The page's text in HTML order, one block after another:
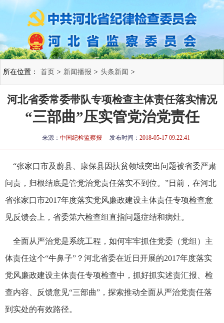
所在位置： 首页 > 新闻播报 > 头条新闻 >
河北省委常委带队专项检查主体责任落实情况
“三部曲”压实管党治党责任
来源： 中国纪检监察报 发布时间： 2018-05-17 09:22:41
“张家口市及蔚县、康保县因扶贫领域突出问题被省委严肃
问责，归根结底是管党治党责任落实不到位。”日前，在河北
省张家口市2017年度落实党风廉政建设主体责任专项检查意
见反馈会上，省委第六检查组直指问题症结和病灶。
全面从严治党是系统工程，如何牢牢抓住党委（党组）主
体责任这个“牛鼻子”？河北省委在近日开展的2017年度落实
党风廉政建设主体责任专项检查中，抓好抓实述责汇报、检
查内容、反馈意见“三部曲”，探索推动全面从严治党责任落
到实处的有效路径。